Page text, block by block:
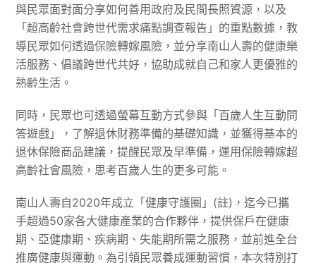
與民眾面對面分享如何善用政府及民間長照資源，以及
「超高齡社會跨世代需求痛點調查報告」的重點數據，教
導民眾如何透過保險轉嫁風險，並分享南山人壽的健康樂
活服務、倡議跨世代共好，協助成就自己和家人更優雅的
熟齡生活。
同時，民眾也可透過螢幕互動方式參與「百歲人生互動問
答遊戲」，了解退休財務準備的基礎知識，並獲得基本的
退休保險商品建議，提醒民眾及早準備，運用保險轉嫁超
高齡社會風險，思考百歲人生的更多可能。
南山人壽自2020年成立「健康守護圈」(註)，迄今已攜
手超過50家各大健康產業的合作夥伴，提供保戶在健康
期、亞健康期、疾病期、失能期所需之服務，並前進全台
推廣健康與運動。為引領民眾養成運動習慣，本次特別打